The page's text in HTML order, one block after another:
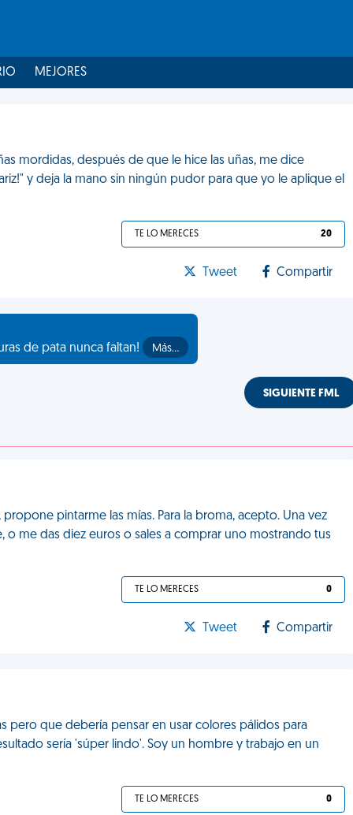
MEJORES
mordidas, después de que le hice las uñas, me dice
y deja la mano sin ningún pudor para que yo le aplique el
TE LO MERECES 20
Tweet Compartir
de pata nunca faltan!
Más…
SIGUIENTE FML
pintarme las mías. Para la broma, acepto. Una vez
o me das diez euros o sales a comprar uno mostrando tus
TE LO MERECES 0
Tweet Compartir
pero que debería pensar en usar colores pálidos para
sería 'súper lindo'. Soy un hombre y trabajo en un
TE LO MERECES 0